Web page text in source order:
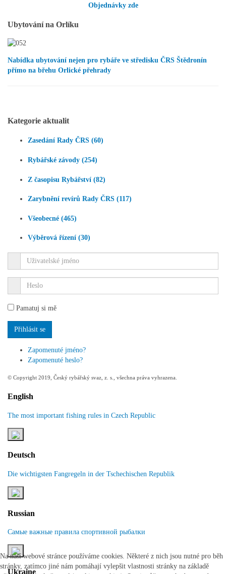
Objednávky zde
Ubytování na Orlíku
Nabídka ubytování nejen pro rybáře ve středisku ČRS Štědronín
přímo na břehu Orlické přehrady
Kategorie aktualit
Zasedání Rady ČRS (60)
Rybářské závody (254)
Z časopisu Rybářství (82)
Zarybnění revírů Rady ČRS (117)
Všeobecné (465)
Výběrová řízení (30)
Pamatuj si mě
Zapomenuté jméno?
Zapomenuté heslo?
© Copyright 2019, Český rybářský svaz, z. s., všechna práva vyhrazena.
English
The most important fishing rules in Czech Republic
Deutsch
Die wichtigsten Fangregeln in der Tschechischen Republik
Russian
Самые важные правила спортивной рыбалки
Ukraine
Na naší webové stránce používáme cookies. Některé z nich jsou nutné pro běh
stránky, zatímco jiné nám pomáhají vylepšit vlastnosti stránky na základě